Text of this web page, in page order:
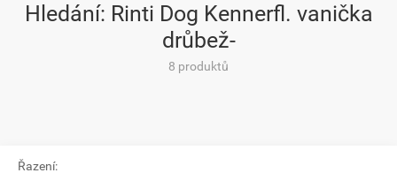
Hledání: Rinti Dog Kennerfl. vanička
drůbež-
8 produktů
Řazení: